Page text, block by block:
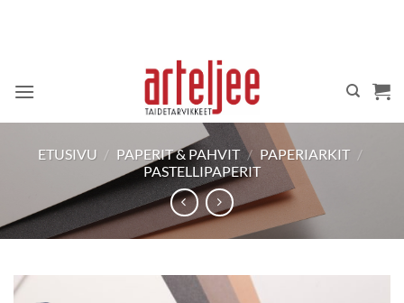
ETUSIVU / PAPERIT & PAHVIT / PAPERIARKIT /
PASTELLIPAPERIT